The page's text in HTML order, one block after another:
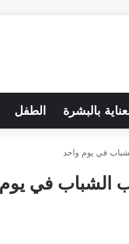
بالبشرة الطفل
في يوم واحد
الشباب في